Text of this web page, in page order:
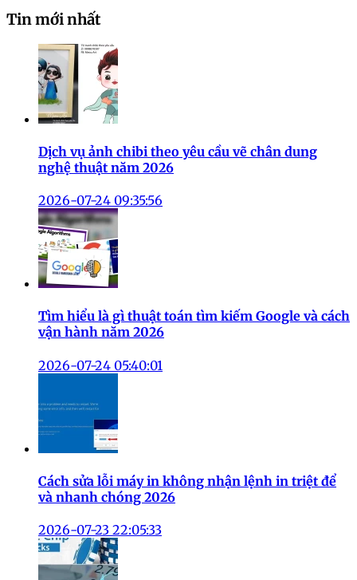
Tin mới nhất
Dịch vụ ảnh chibi theo yêu cầu vẽ chân dung
nghệ thuật năm 2026
2026-07-24 09:35:56
Tìm hiểu là gì thuật toán tìm kiếm Google và cách
vận hành năm 2026
2026-07-24 05:40:01
Cách sửa lỗi máy in không nhận lệnh in triệt để
và nhanh chóng 2026
2026-07-23 22:05:33